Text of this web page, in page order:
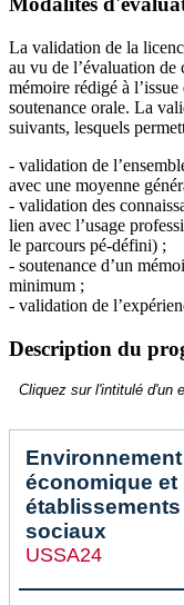
La validation de la
au vu de l’évaluation de
mémoire rédigé à
soutenance orale. La
suivants, lesquels
- validation de
avec une moyenne
- validation des
lien avec l’usage
le parcours pé-défini) ;
- soutenance d’un
minimum ;
- validation de
Description du
Cliquez sur l'intitulé d'un
économique
sociaux
USSA24